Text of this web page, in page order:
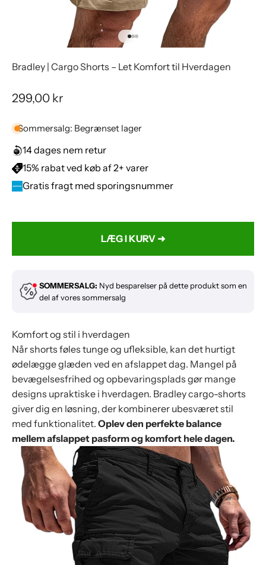
Gå til element 1
Gå til element 2
Gå til element 3
Bradley | Cargo Shorts – Let Komfort til Hverdagen
Salgspris
299,00 kr
Sommersalg: Begrænset lager
14 dages nem retur
15% rabat ved køb af 2+ varer
Gratis fragt med sporingsnummer
M
LÆG I KURV ➜
SOMMERSALG: Nyd besparelser på dette produkt som en
del af vores sommersalg
Komfort og stil i hverdagen
Når shorts føles tunge og ufleksible, kan det hurtigt
ødelægge glæden ved en afslappet dag. Mangel på
bevægelsesfrihed og opbevaringsplads gør mange
designs upraktiske i hverdagen. Bradley cargo-shorts
giver dig en løsning, der kombinerer ubesværet stil
med funktionalitet. Oplev den perfekte balance
mellem afslappet pasform og komfort hele dagen.